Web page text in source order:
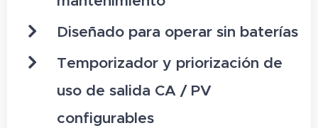
Diseñado para operar sin baterías
Temporizador y priorización de
uso de salida CA / PV
configurables